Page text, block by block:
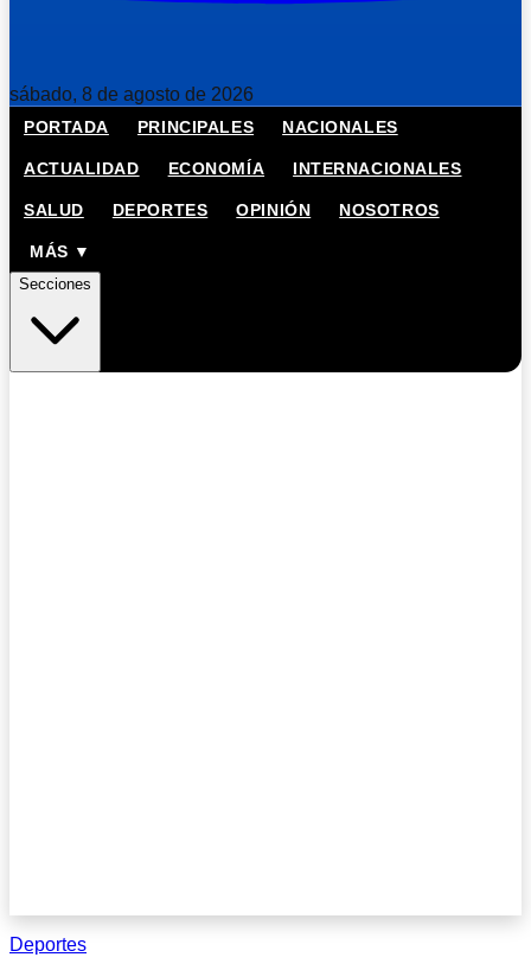
sábado, 8 de agosto de 2026
PORTADA PRINCIPALES NACIONALES
ACTUALIDAD ECONOMÍA INTERNACIONALES
SALUD DEPORTES OPINIÓN NOSOTROS
MÁS ▼
Secciones
Deportes